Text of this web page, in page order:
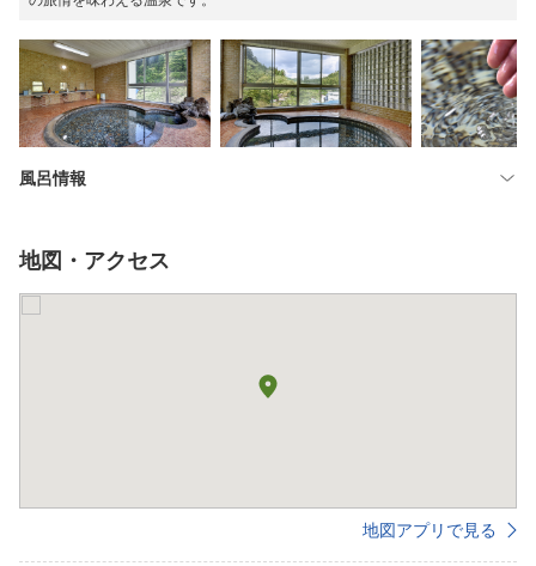
風呂情報
地図・アクセス
地図アプリで見る